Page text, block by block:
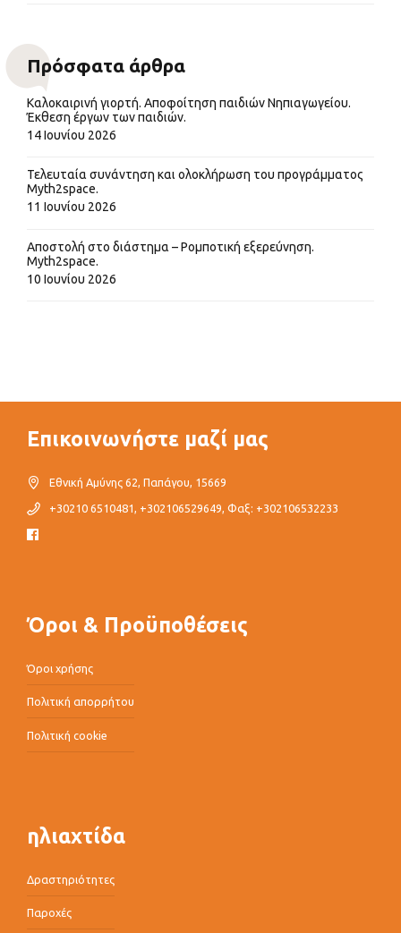
Πρόσφατα άρθρα
Καλοκαιρινή γιορτή. Αποφοίτηση παιδιών Νηπιαγωγείου.
Έκθεση έργων των παιδιών.
14 Ιουνίου 2026
Τελευταία συνάντηση και ολοκλήρωση του προγράμματος
Myth2space.
11 Ιουνίου 2026
Αποστολή στο διάστημα – Ρομποτική εξερεύνηση.
Myth2space.
10 Ιουνίου 2026
Επικοινωνήστε μαζί μας
Εθνική Αμύνης 62, Παπάγου, 15669
+30210 6510481, +302106529649, Φαξ: +302106532233
Όροι & Προϋποθέσεις
Όροι χρήσης
Πολιτική απορρήτου
Πολιτική cookie
ηλιαχτίδα
Δραστηριότητες
Παροχές